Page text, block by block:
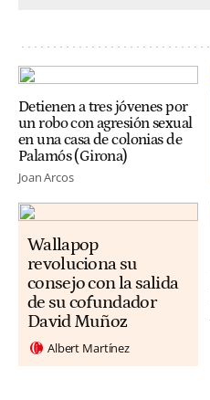
Detienen a tres jóvenes por
un robo con agresión sexual
en una casa de colonias de
Palamós (Girona)
Joan Arcos
Wallapop
revoluciona su
consejo con la salida
de su cofundador
David Muñoz
Albert Martínez